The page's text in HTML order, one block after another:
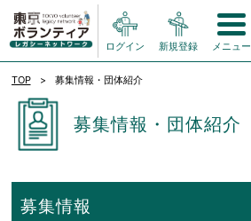
ログイン 新規登録 メニュー
TOP 募集情報・団体紹介
募集情報・団体紹介
募集情報